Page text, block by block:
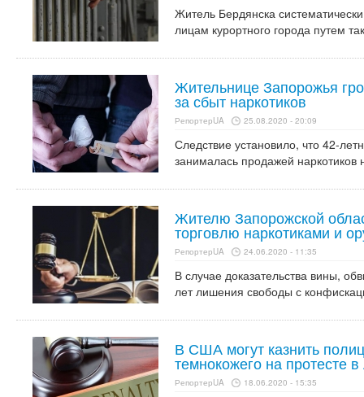
Житель Бердянска
лицам курортного города путем
Жительнице Запорожья
за сбыт наркотиков
РепортерUA 25.08.2020 - 20:09
Следствие установило, что 42-
занималась продажей наркотиков
Жителю Запорожской
торговлю наркотиками и
РепортерUA 24.06.2020 - 11:35
В случае доказательства вины,
лет лишения свободы с
В США могут казнить
темнокожего на протесте
РепортерUA 18.06.2020 - 15:35